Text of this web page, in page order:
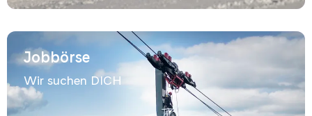
Jobbörse
Wir suchen DICH